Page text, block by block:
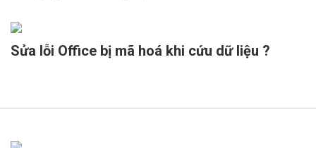
Sửa lỗi Office bị mã hoá khi cứu dữ liệu ?